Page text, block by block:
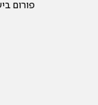
פורום